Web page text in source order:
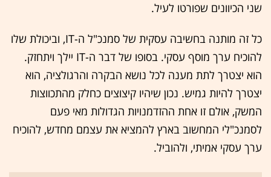
שני הכיוונים שפורטו לעיל.
כל זה מותנה בחשיבה עסקית של סמנכ"ל ה-IT, וביכולת שלו
להוכיח ערך מוסף עסקי. בסופו של דבר ה-IT יילך ויתחזק.
הוא יצטרך לתת מענה לכל נושא הבקרה והרגולציה, הוא
יצטרך להיות גמיש. נכון שיהיו קיצוצים כחלק מהתכווצות
המשק, אולם זו אחת ההזדמנויות הגדולות מאי פעם
לסמנכ"לי המחשוב בארץ להמציא את עצמם מחדש, להוכיח
ערך עסקי אמיתי, ולהוביל.